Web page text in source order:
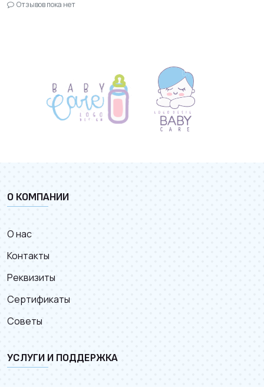
Отзывов пока нет
О КОМПАНИИ
О нас
Контакты
Реквизиты
Сертификаты
Советы
УСЛУГИ И ПОДДЕРЖКА